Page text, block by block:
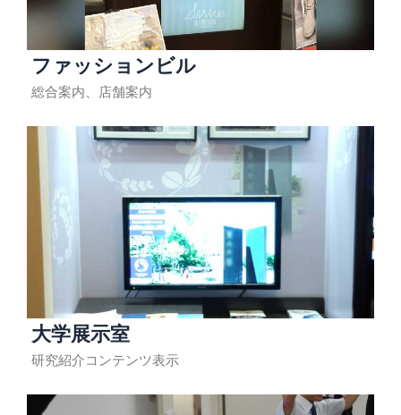
ファッションビル
総合案内、店舗案内
大学展示室
研究紹介コンテンツ表示